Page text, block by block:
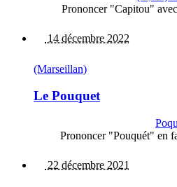
Prononcer "Capitou"
14 décembre 2022
(Marseillan)
Le Pouquet
Prononcer "Pouquét" en
22 décembre 2021